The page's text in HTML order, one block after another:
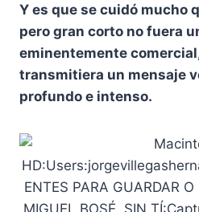
Y es que se cuidó mucho
pero gran corto no fuera
eminentemente
transmitiera un mensaje
profundo e intenso.